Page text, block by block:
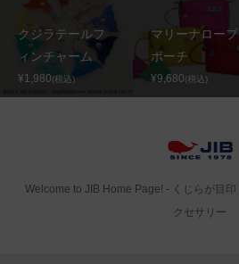
クジラテールフ
ィンチャーム
¥1,980(税込)
マリーナロープ
ポーチ
¥9,680(税込)
Welcome to JIB Home Page! ‐ くじらが目
クセサリー